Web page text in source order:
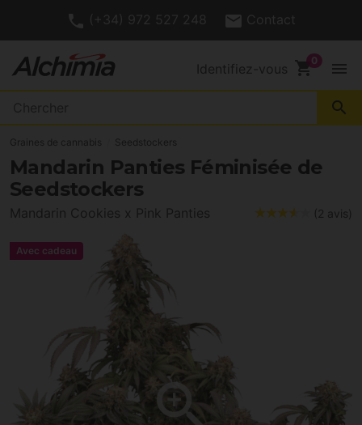
(+34) 972 527 248 Contact
Identifiez-vous shopping_cart menu
search
Graines de cannabis Seedstockers
Mandarin Panties Féminisée de
Seedstockers
Mandarin Cookies x Pink Panties (2 avis)
Avec cadeau